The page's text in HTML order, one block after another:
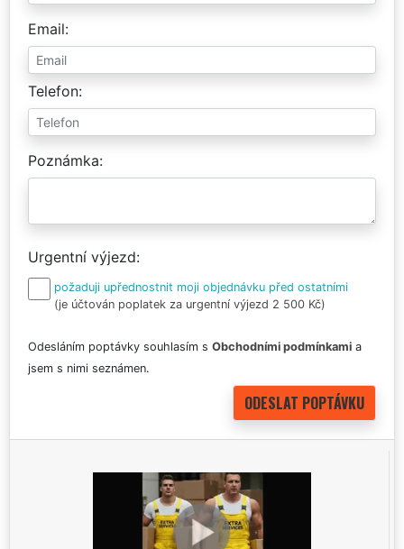
Email
Telefon
Poznámka
Urgentní výjezd
požaduji upřednostnit moji objednávku před ostatními
(je účtován poplatek za urgentní výjezd 2 500 Kč)
Odesláním poptávky souhlasím s Obchodními podmínkami a
jsem s nimi seznámen.